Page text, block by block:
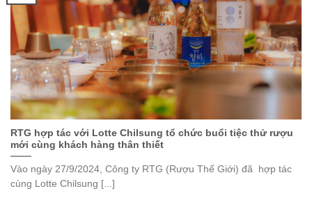
RTG hợp tác với Lotte Chilsung tổ chức buổi tiệc thử rượu
mới cùng khách hàng thân thiết
Vào ngày 27/9/2024, Công ty RTG (Rượu Thế Giới) đã hợp tác
cùng Lotte Chilsung [...]